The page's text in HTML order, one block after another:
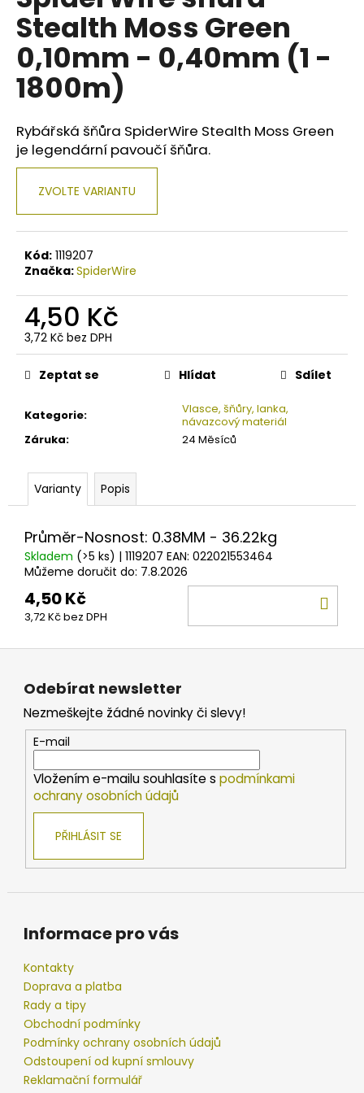
0,0
z
5
hvězdiček.
Stealth Moss Green
0,10mm - 0,40mm (1 -
1800m)
Rybářská šňůra SpiderWire Stealth Moss Green
je legendární pavoučí šňůra.
ZVOLTE VARIANTU
Kód: 1119207
Značka:SpiderWire
4,50 Kč
3,72 Kč bez DPH
Měrná
cena:
Kategorie:
Vlasce, šňůry, lanka,
návazcový materiál
Záruka: 24 Měsíců
Zeptat se Hlídat Sdílet
Varianty Popis
Průměr-Nosnost: 0.38MM - 36.22kg
Skladem (>5 ks) | 1119207 EAN: 022021553464
Můžeme doručit do: 7.8.2026
4,50 Kč
3,72 Kč bez DPH
a
j
í
t
?
D
o
p
o
u
č
u
e
m
KEITECH
NÁSTRAHA
EASY
SHINER
3.5''
PUMPKIN
CHARTREUSE
8,9CM/7KS
135
Z
Odebírat newsletter
Nezmeškejte žádné novinky či slevy!
E-mail
Vložením e-mailu souhlasíte s podmínkami
ochrany osobních údajů
PŘIHLÁSIT SE
Informace pro vás
Kontakty
Doprava a platba
Rady a tipy
Obchodní podmínky
Podmínky ochrany osobních údajů
Odstoupení od kupní smlouvy
Reklamační formulář